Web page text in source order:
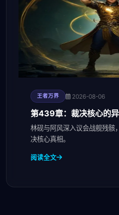
王者万界 2026-08-06
第439章：裁决核心的
林砚与阿风深入议会战舰残骸
决核心真相。
阅读全文